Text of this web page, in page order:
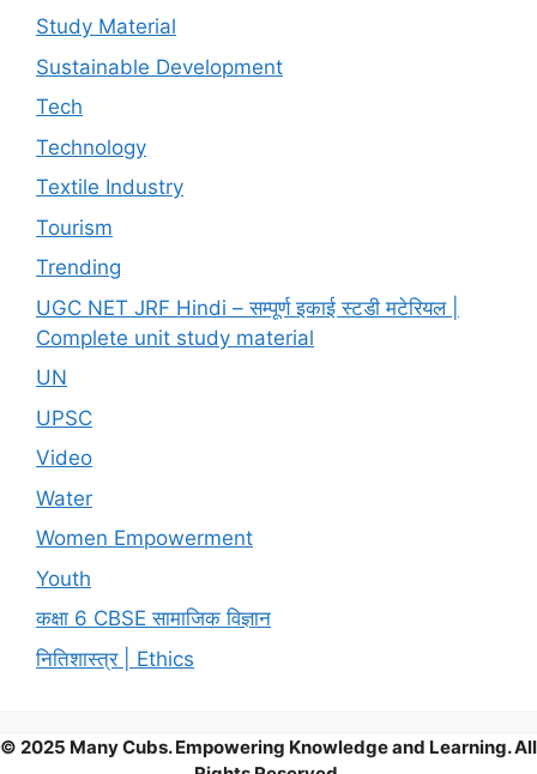
Study Material
Sustainable Development
Tech
Technology
Textile Industry
Tourism
Trending
UGC NET JRF Hindi – सम्पूर्ण इकाई स्टडी मटेरियल |
Complete unit study material
UN
UPSC
Video
Water
Women Empowerment
Youth
कक्षा 6 CBSE सामाजिक विज्ञान
नितिशास्त्र | Ethics
© 2025 Many Cubs. Empowering Knowledge and Learning. All